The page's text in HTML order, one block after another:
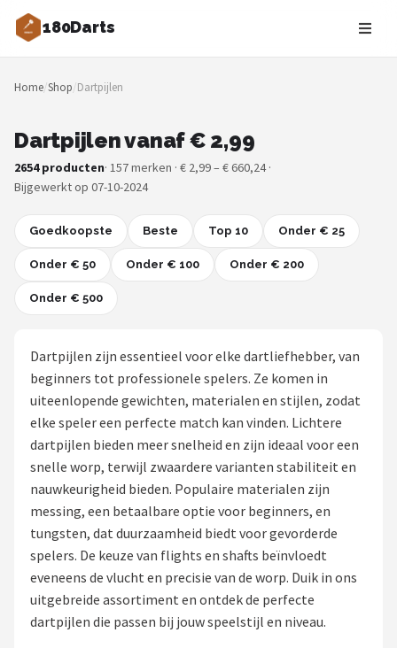
180Darts
Zoeken
NAVIGATIE
Merken
Blog
Dartspelers
Toernooien
Uitgooilijst
Dartshop
Target
Winmau
Bull's
Dart
Home/Shop/Dartpijlen
Dartpijlen vanaf € 2,99
2654 producten· 157 merken · € 2,99 – € 660,24 ·
Bijgewerkt op 07-10-2024
Goedkoopste Beste Top 10 Onder € 25
Onder € 50 Onder € 100 Onder € 200
Onder € 500
Dartpijlen zijn essentieel voor elke dartliefhebber, van
beginners tot professionele spelers. Ze komen in
uiteenlopende gewichten, materialen en stijlen, zodat
elke speler een perfecte match kan vinden. Lichtere
dartpijlen bieden meer snelheid en zijn ideaal voor een
snelle worp, terwijl zwaardere varianten stabiliteit en
nauwkeurigheid bieden. Populaire materialen zijn
messing, een betaalbare optie voor beginners, en
tungsten, dat duurzaamheid biedt voor gevorderde
spelers. De keuze van flights en shafts beïnvloedt
eveneens de vlucht en precisie van de worp. Duik in ons
uitgebreide assortiment en ontdek de perfecte
dartpijlen die passen bij jouw speelstijl en niveau.